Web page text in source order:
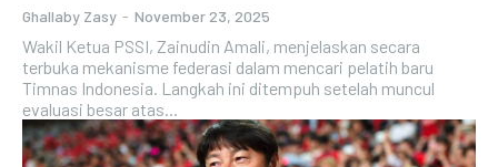
Ghallaby Zasy - November 23, 2025
Wakil Ketua PSSI, Zainudin Amali, menjelaskan secara
terbuka mekanisme federasi dalam mencari pelatih baru
Timnas Indonesia. Langkah ini ditempuh setelah muncul
evaluasi besar atas...